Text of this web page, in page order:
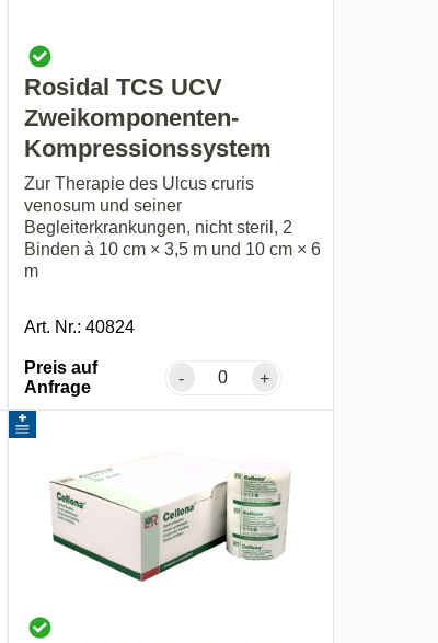
Rosidal TCS UCV
Zweikomponenten-
Kompressionssystem
Zur Therapie des Ulcus cruris
venosum und seiner
Begleiterkrankungen, nicht steril, 2
Binden à 10 cm × 3,5 m und 10 cm × 6
m
Art. Nr.: 40824
Preis auf
Anfrage
- +